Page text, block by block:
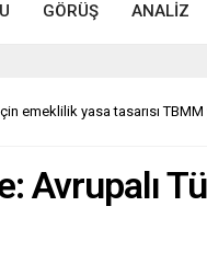
GÖRÜŞ ANALİZ
emeklilik yasa tasarısı
Avrupalı